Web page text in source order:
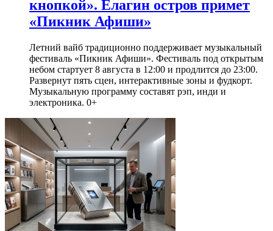
кнопкой». Елагин остров примет
«Пикник Афиши»
Летний вайб традиционно поддерживает музыкальный
фестиваль «Пикник Афиши». Фестиваль под открытым
небом стартует 8 августа в 12:00 и продлится до 23:00.
Развернут пять сцен, интерактивные зоны и фудкорт.
Музыкальную программу составят рэп, инди и
электроника. 0+